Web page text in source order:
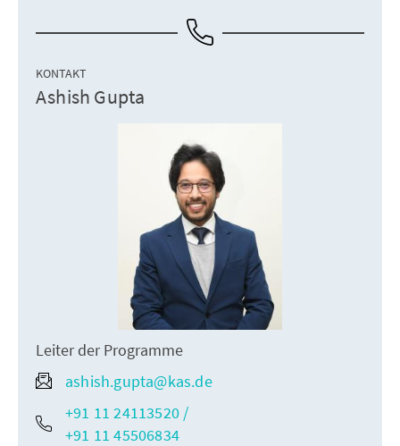
KONTAKT
Ashish Gupta
Leiter der Programme
ashish.gupta@kas.de
+91 11 24113520 /
+91 11 45506834